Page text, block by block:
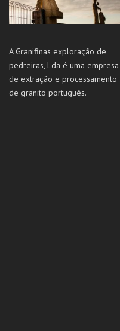
A Granifinas exploração de
pedreiras, Lda é uma empresa
de extração e processamento
de granito português.